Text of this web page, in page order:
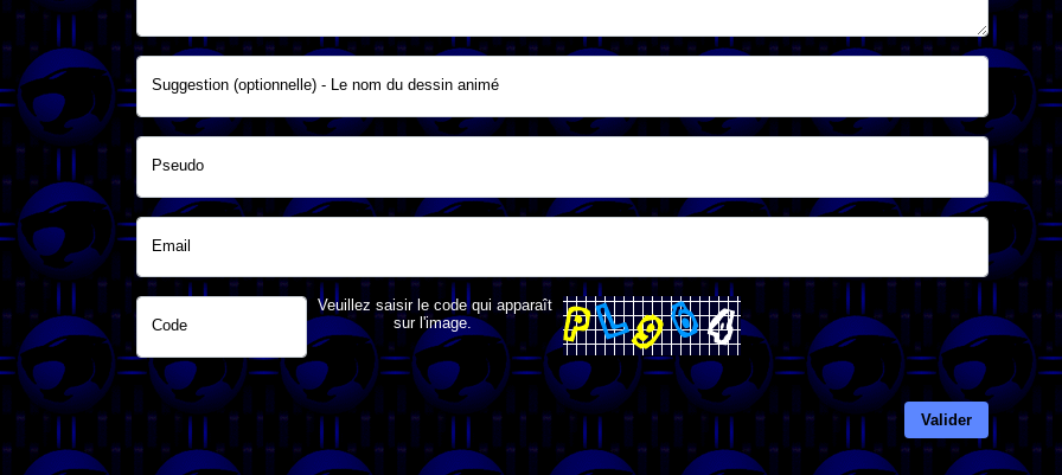
Suggestion (optionnelle) - Le nom du dessin animé
Pseudo
Email
Code
Veuillez saisir le code qui apparaît
sur l'image.
Valider